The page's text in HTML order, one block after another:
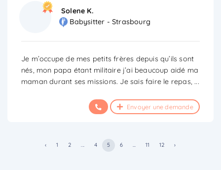
Solene K.
Babysitter - Strasbourg
Je m’occupe de mes petits frères depuis qu’ils sont
nés, mon papa étant militaire j’ai beaucoup aidé ma
maman durant ses missions. Je sais faire le repas,...
Envoyer une demande
‹ 1 2 ... 4 5 6 ... 11 12 ›